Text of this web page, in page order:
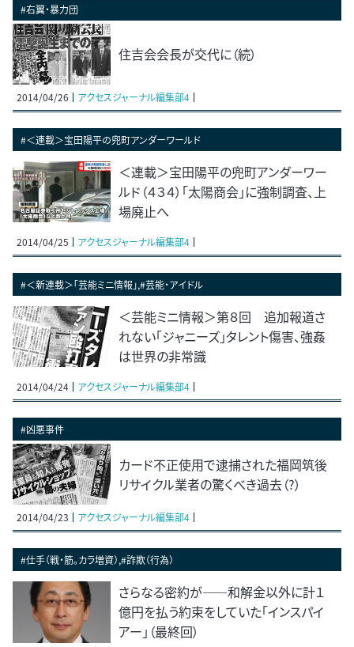
#右翼・暴力団
住吉会会長が交代に（続）
2014/04/26 アクセスジャーナル編集部4
#＜連載＞宝田陽平の兜町アンダーワールド
＜連載＞宝田陽平の兜町アンダーワー
ルド（４３４）「太陽商会」に強制調査、上
場廃止へ
2014/04/25 アクセスジャーナル編集部4
#＜新連載＞「芸能ミニ情報」,#芸能・アイドル
＜芸能ミニ情報＞第８回 追加報道さ
れない「ジャニーズ」タレント傷害、強姦
は世界の非常識
2014/04/24 アクセスジャーナル編集部4
#凶悪事件
カード不正使用で逮捕された福岡筑後
リサイクル業者の驚くべき過去（?）
2014/04/23 アクセスジャーナル編集部4
#仕手（戦・筋。カラ増資）,#詐欺（行為）
さらなる密約が――和解金以外に計１
億円を払う約束をしていた「インスパイ
アー」（最終回）